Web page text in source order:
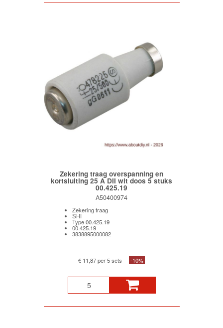
Zekering traag overspanning en
kortsluiting 25 A DII wit doos 5 stuks
00.425.19
A50400974
Zekering traag
SHI
Type 00.425.19
00.425.19
3838895000082
€ 11,87 per 5 sets -10%